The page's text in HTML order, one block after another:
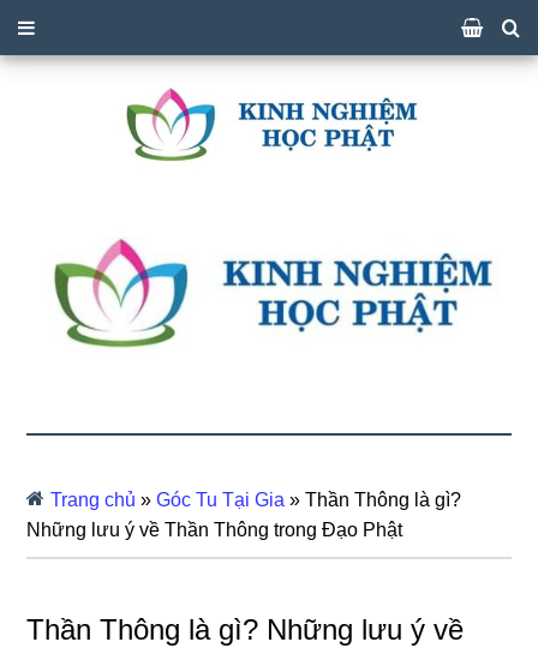
Trang chủ »Góc Tu Tại Gia »Thần Thông là gì?
Những lưu ý về Thần Thông trong Đạo Phật
Thần Thông là gì? Những lưu ý về